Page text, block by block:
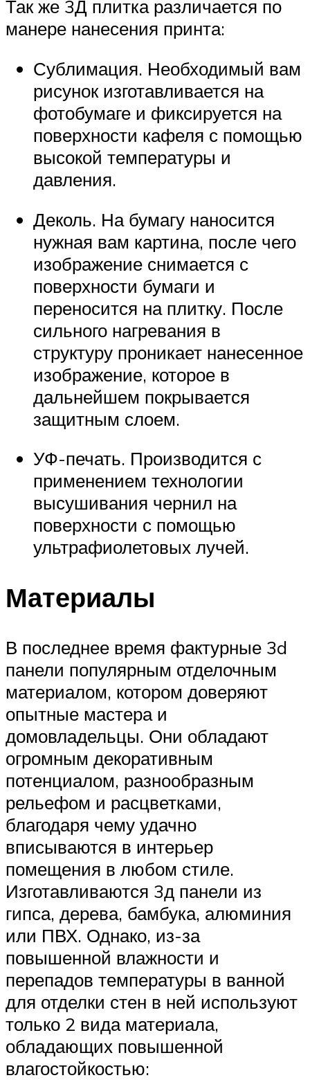
Так же 3Д плитка различается по
манере нанесения принта:
Сублимация. Необходимый вам
рисунок изготавливается на
фотобумаге и фиксируется на
поверхности кафеля с помощью
высокой температуры и
давления.
Деколь. На бумагу наносится
нужная вам картина, после чего
изображение снимается с
поверхности бумаги и
переносится на плитку. После
сильного нагревания в
структуру проникает нанесенное
изображение, которое в
дальнейшем покрывается
защитным слоем.
УФ-печать. Производится с
применением технологии
высушивания чернил на
поверхности с помощью
ультрафиолетовых лучей.
Материалы
В последнее время фактурные 3d
панели популярным отделочным
материалом, котором доверяют
опытные мастера и
домовладельцы. Они обладают
огромным декоративным
потенциалом, разнообразным
рельефом и расцветками,
благодаря чему удачно
вписываются в интерьер
помещения в любом стиле.
Изготавливаются 3д панели из
гипса, дерева, бамбука, алюминия
или ПВХ. Однако, из-за
повышенной влажности и
перепадов температуры в ванной
для отделки стен в ней используют
только 2 вида материала,
обладающих повышенной
влагостойкостью: